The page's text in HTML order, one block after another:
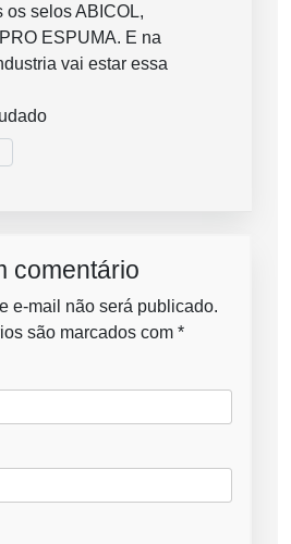
os selos ABICOL,
ESPUMA. E na
vai estar essa
comentário
e-mail não será publicado.
são marcados com *